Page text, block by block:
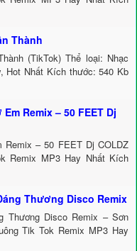
Thành
(TikTok) Thể loại: Nhạc
Hot Nhất Kích thước: 540 Kb
Remix – 50 FEET Dj
Remix – 50 FEET Dj COLDZ
Remix MP3 Hay Nhất Kích
Thương Disco Remix
Thương Disco Remix – Sơn
Tik Tok Remix MP3 Hay